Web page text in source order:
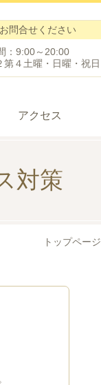
問合せください
：9:00～20:00
４土曜・日曜・祝日
アクセス
対策
トップページ